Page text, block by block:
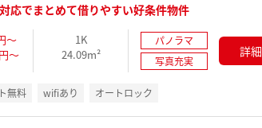
応でまとめて借りやすい好条件物件
～
～
1K
24.09m²
パノラマ
写真充実
詳細
無料 wifiあり オートロック